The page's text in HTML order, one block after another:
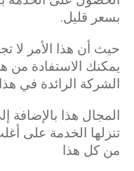
بسعر قليل.
حيث أن هذا الأمر
يمكنك الاستفادة من
الشركة الرائدة في هذا
المجال هذا بالإضافة
تنزلها الخدمة على
من كل هذا